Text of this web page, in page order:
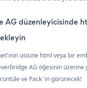
AG düzenleyicisinde
üstüne html veya bir
AG öğesinin üzerine
ve Pack 'in görünecek!